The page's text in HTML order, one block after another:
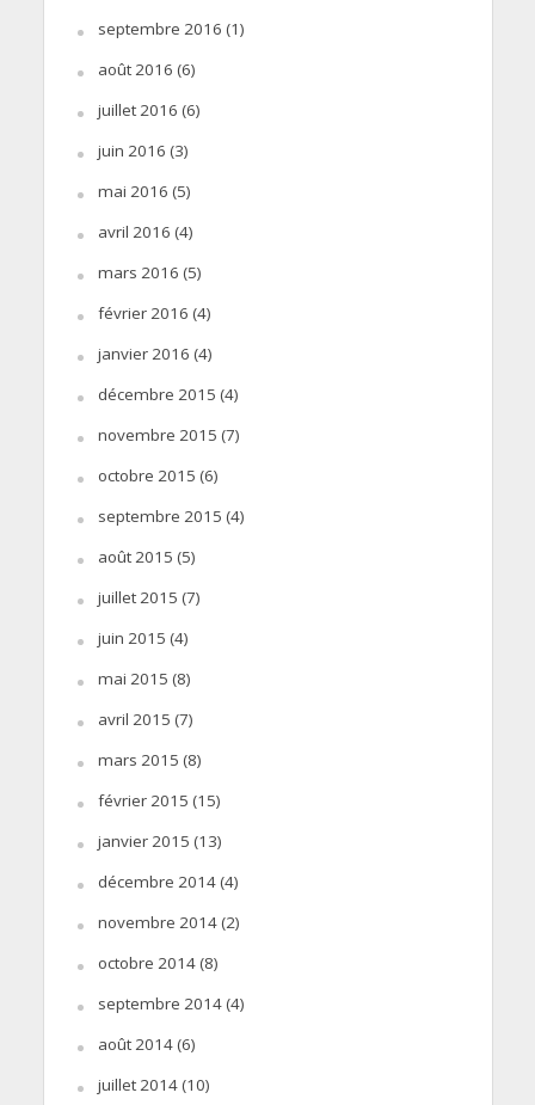
septembre 2016 (1)
août 2016 (6)
juillet 2016 (6)
juin 2016 (3)
mai 2016 (5)
avril 2016 (4)
mars 2016 (5)
février 2016 (4)
janvier 2016 (4)
décembre 2015 (4)
novembre 2015 (7)
octobre 2015 (6)
septembre 2015 (4)
août 2015 (5)
juillet 2015 (7)
juin 2015 (4)
mai 2015 (8)
avril 2015 (7)
mars 2015 (8)
février 2015 (15)
janvier 2015 (13)
décembre 2014(4)
novembre 2014(2)
octobre 2014(8)
septembre 2014(4)
août 2014(6)
juillet 2014(10)